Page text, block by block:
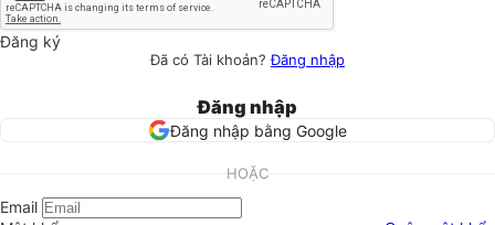
Đăng ký
Đã có Tài khoản?Đăng nhập
Đăng nhập
Đăng nhập bằng Google
HOẶC
Email